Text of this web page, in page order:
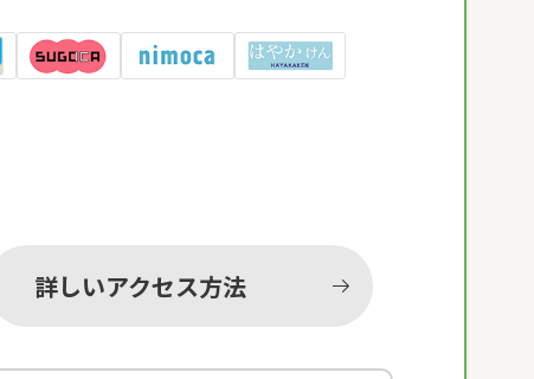
詳しいアクセス方法